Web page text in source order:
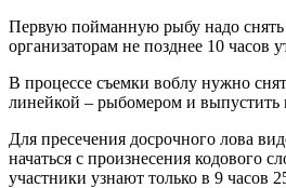
Первую пойманную рыбу надо снять
организаторам не позднее 10 часов
В процессе съемки воблу нужно
линейкой – рыбомером и выпустить
Для пресечения досрочного лова
начаться с произнесения кодового
участники узнают только в 9 часов